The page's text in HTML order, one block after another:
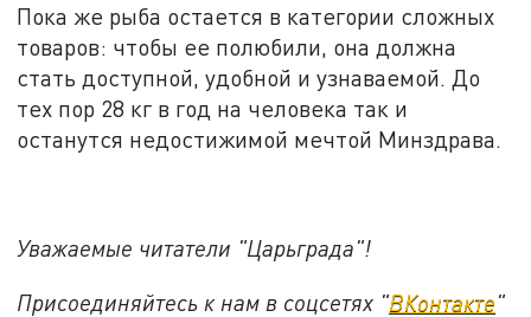
Пока же рыба остается в категории сложных
товаров: чтобы ее полюбили, она должна
стать доступной, удобной и узнаваемой. До
тех пор 28 кг в год на человека так и
останутся недостижимой мечтой Минздрава.
Уважаемые читатели "Царьграда"!
Присоединяйтесь к нам в соцсетях "ВКонтакте"